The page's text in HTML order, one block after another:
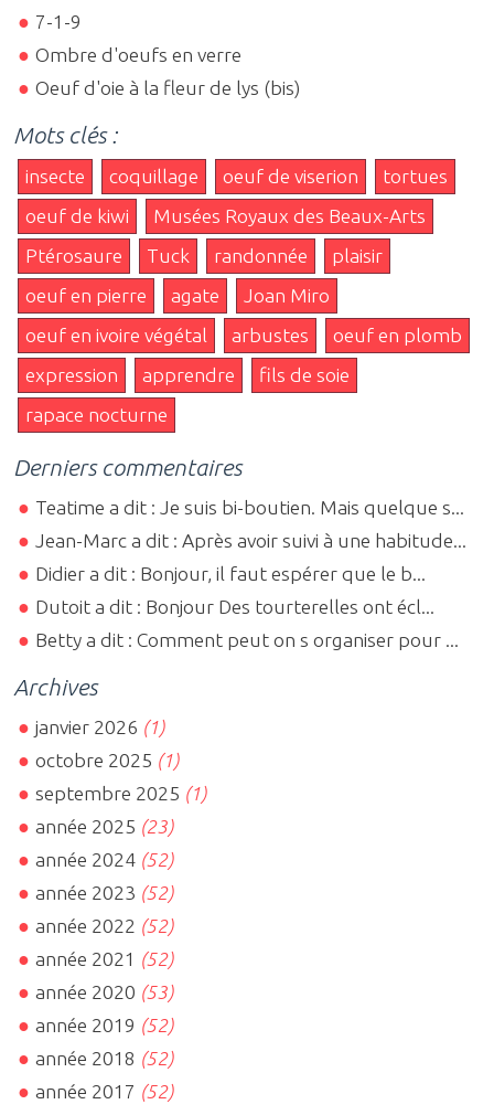
7-1-9
Ombre d'oeufs en verre
Oeuf d'oie à la fleur de lys (bis)
Mots clés :
insecte coquillage oeuf de viserion
tortues
oeuf de kiwi
Musées Royaux des Beaux-Arts
Ptérosaure
Tuck randonnée
plaisir
oeuf en pierre
agate
Joan Miro
oeuf en ivoire végétal
arbustes
oeuf en plomb
expression
apprendre
fils de soie
rapace nocturne
Derniers commentaires
Teatime a dit : Je suis bi-boutien. Mais quelque s...
Jean-Marc a dit : Après avoir suivi à une habitude...
Didier a dit : Bonjour, il faut espérer que le b...
Dutoit a dit : Bonjour Des tourterelles ont écl...
Betty a dit : Comment peut on s organiser pour ...
Archives
janvier 2026 (1)
octobre 2025 (1)
septembre 2025 (1)
année 2025 (23)
année 2024 (52)
année 2023 (52)
année 2022 (52)
année 2021 (52)
année 2020 (53)
année 2019 (52)
année 2018 (52)
année 2017 (52)